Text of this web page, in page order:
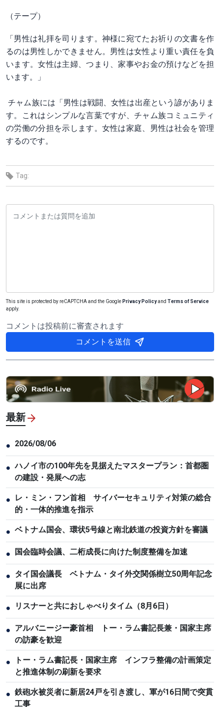
（テープ）
「男性は礼拝を司ります。神様に宛てたお祈りの文書を作
るのは男性しかできません。男性は女性より重い責任を負
います。女性は主婦、つまり、家事やお金の預けなどを担
います。」
チャム族には「男性は戦闘、女性は出産という諺がありま
す。これはシンプルな言葉ですが、チャム族コミュニティ
の労働の分担を示します。女性は家庭、男性は社会を管理
するのです。
Tag:
This site is protected by reCAPTCHA and the Google Privacy Policyand Terms of Service
apply.
コメントは投稿前に審査されます
コメントを送信
最新
● 2026/08/06
● ハノイ市の100年先を見据えたマスタープラン：首都圏
の建設・発展への志
●
レ・ミン・フン首相 サイバーセキュリティ対策の総合
的・一体的推進を指示
● ベトナム国会、環状5号線と南北鉄道の投資方針を審議
● 国会臨時会議、二桁成長に向けた制度整備を加速
● タイ国会議長 ベトナム・タイ外交関係樹立50周年記念
展に出席
● リスナーと共におしゃべりタイム（8月6日）
● アルバニージー豪首相 トー・ラム書記長兼・国家主席
の訪豪を歓迎
●
トー・ラム書記長・国家主席 インフラ整備の計画策定
と推進体制の刷新を要求
● 鉄砲水被災者に新居24戸を引き渡し、軍が16日間で突貫
工事